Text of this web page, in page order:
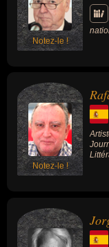
Notez-le !
Notez-le !